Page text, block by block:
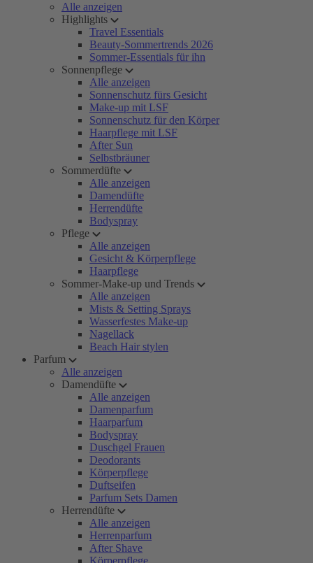
Alle anzeigen
Highlights
Travel Essentials
Beauty-Sommertrends 2026
Sommer-Essentials für ihn
Sonnenpflege
Alle anzeigen
Sonnenschutz fürs Gesicht
Make-up mit LSF
Sonnenschutz für den Körper
Haarpflege mit LSF
After Sun
Selbstbräuner
Sommerdüfte
Alle anzeigen
Damendüfte
Herrendüfte
Bodyspray
Pflege
Alle anzeigen
Gesicht & Körperpflege
Haarpflege
Sommer-Make-up und Trends
Alle anzeigen
Mists & Setting Sprays
Wasserfestes Make-up
Nagellack
Beach Hair stylen
Parfum
Alle anzeigen
Damendüfte
Alle anzeigen
Damenparfum
Haarparfum
Bodyspray
Duschgel Frauen
Deodorants
Körperpflege
Duftseifen
Parfum Sets Damen
Herrendüfte
Alle anzeigen
Herrenparfum
After Shave
Körperpflege